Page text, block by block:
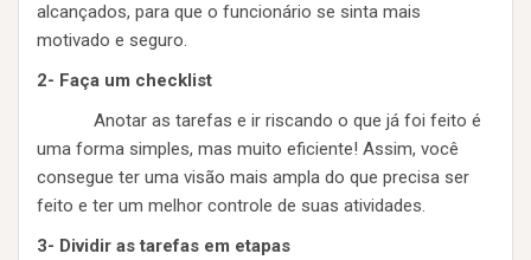
alcançados, para que o funcionário se sinta mais
motivado e seguro.
2- Faça um checklist
Anotar as tarefas e ir riscando o que já foi feito é
uma forma simples, mas muito eficiente! Assim, você
consegue ter uma visão mais ampla do que precisa ser
feito e ter um melhor controle de suas atividades.
3- Dividir as tarefas em etapas